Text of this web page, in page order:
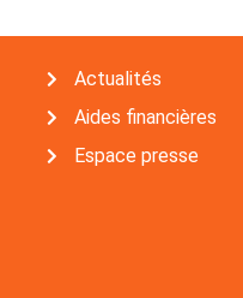
Actualités
Aides financières
Espace presse